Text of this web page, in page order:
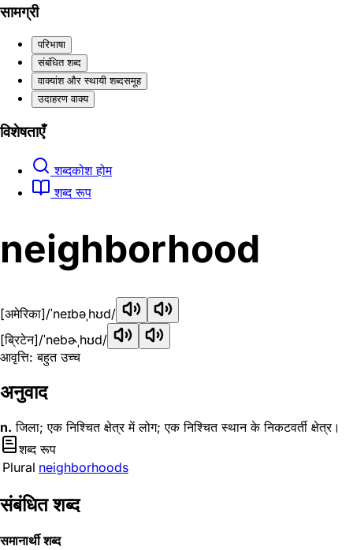
सामग्री
परिभाषा
संबंधित शब्द
वाक्यांश और स्थायी शब्दसमूह
उदाहरण वाक्य
विशेषताएँ
शब्दकोश होम
शब्द रूप
neighborhood
[अमेरिका]/ˈneɪbəˌhʊd/
[ब्रिटेन]/ˈnebɚˌhʊd/
आवृत्ति: बहुत उच्च
अनुवाद
n. जिला; एक निश्चित क्षेत्र में लोग; एक निश्चित स्थान के निकटवर्ती क्षेत्र।
शब्द रूप
Plural neighborhoods
संबंधित शब्द
समानार्थी शब्द